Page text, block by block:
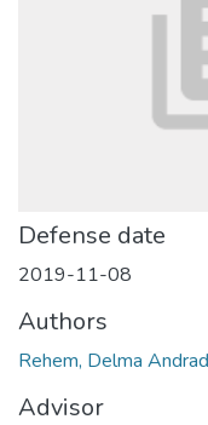
Defense date
2019-11-08
Authors
Rehem, Delma
Advisor